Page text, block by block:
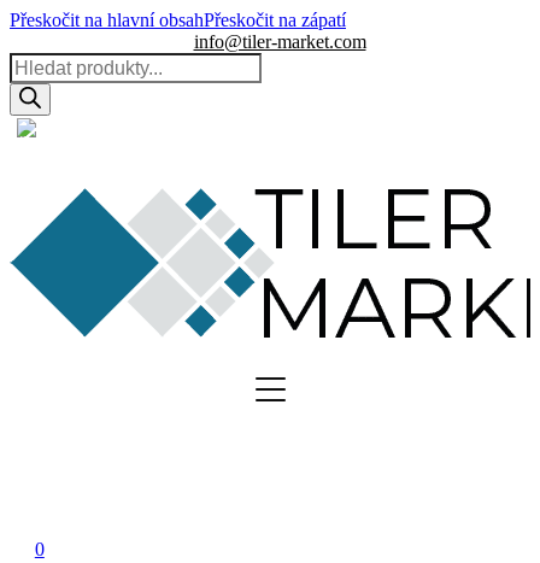
Přeskočit na hlavní obsahPřeskočit na zápatí
info@tiler-market.com
Products
search
0